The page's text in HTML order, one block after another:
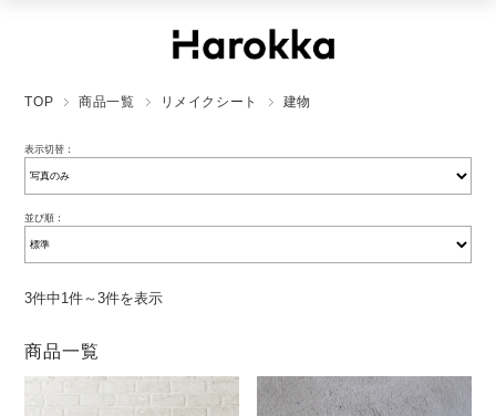
TOP 商品一覧 リメイクシート 建物
表示切替：
並び順：
3件中1件～3件を表示
商品一覧